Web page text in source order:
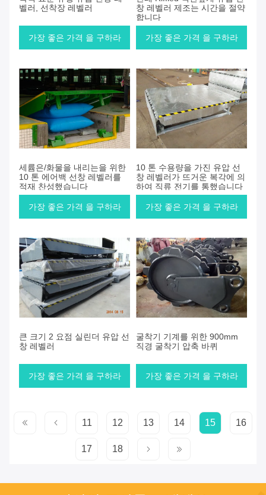
벨러, 선착장 레벨러
가장 좋은 가격 을 구하라
창 레벨러 제조는 시간을 절약
합니다
가장 좋은 가격 을 구하라
세륨은/화물을 내리는을 위한
10 톤 에어백 선창 레벨러를
적재 찬성했습니다
가장 좋은 가격 을 구하라
10 톤 수용량을 가진 유압 선
창 레벨러가 뜨거운 복각에 의
하여 직류 전기를 통했습니다
가장 좋은 가격 을 구하라
큰 크기 2 요점 실린더 유압 선
창 레벨러
가장 좋은 가격 을 구하라
굴착기 기계를 위한 900mm
직경 굴착기 압축 바퀴
가장 좋은 가격 을 구하라
11 12 13 14 15 16
17 18